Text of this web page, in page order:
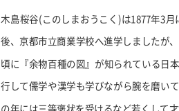
木島桜谷(このしまおうこく )は1877年3月
後、京都市立商業学校へ進学しましたが
頃に『余物百種の図』が知られている日
行して儒学や漢学も学びながら腕を磨い
の年には三等褒状を受けるなど若くして